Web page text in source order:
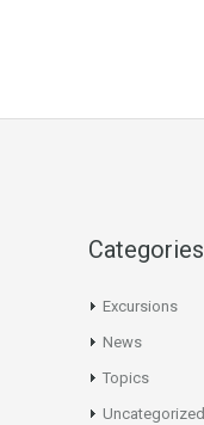
Categories
Excursions
News
Topics
Uncategorized